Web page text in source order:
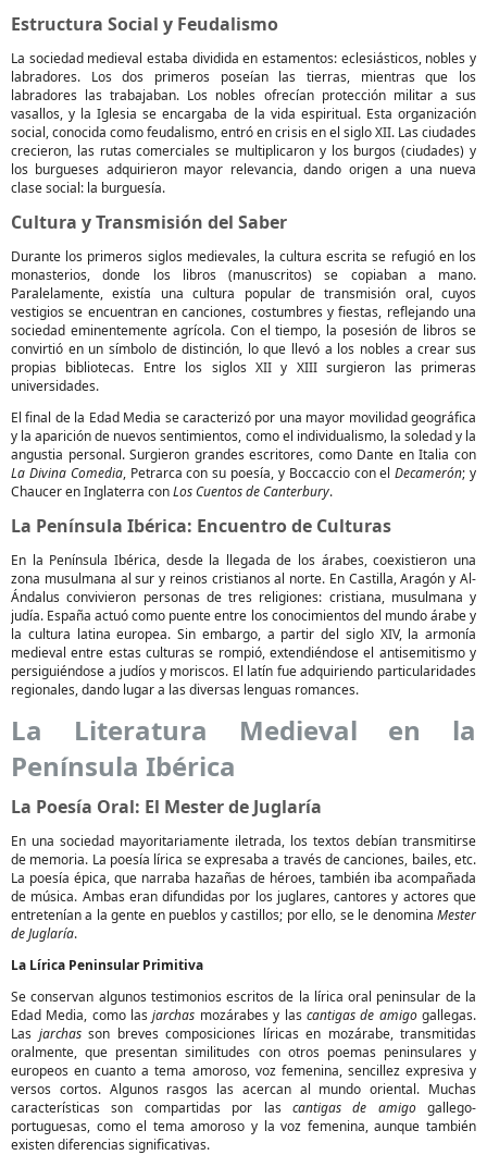
Estructura Social y Feudalismo
La sociedad medieval estaba dividida en estamentos: eclesiásticos, nobles y
labradores. Los dos primeros poseían las tierras, mientras que los
labradores las trabajaban. Los nobles ofrecían protección militar a sus
vasallos, y la Iglesia se encargaba de la vida espiritual. Esta organización
social, conocida como feudalismo, entró en crisis en el siglo XII. Las ciudades
crecieron, las rutas comerciales se multiplicaron y los burgos (ciudades) y
los burgueses adquirieron mayor relevancia, dando origen a una nueva
clase social: la burguesía.
Cultura y Transmisión del Saber
Durante los primeros siglos medievales, la cultura escrita se refugió en los
monasterios, donde los libros (manuscritos) se copiaban a mano.
Paralelamente, existía una cultura popular de transmisión oral, cuyos
vestigios se encuentran en canciones, costumbres y fiestas, reflejando una
sociedad eminentemente agrícola. Con el tiempo, la posesión de libros se
convirtió en un símbolo de distinción, lo que llevó a los nobles a crear sus
propias bibliotecas. Entre los siglos XII y XIII surgieron las primeras
universidades.
El final de la Edad Media se caracterizó por una mayor movilidad geográfica
y la aparición de nuevos sentimientos, como el individualismo, la soledad y la
angustia personal. Surgieron grandes escritores, como Dante en Italia con
La Divina Comedia, Petrarca con su poesía, y Boccaccio con elDecamerón; y
Chaucer en Inglaterra conLos Cuentos de Canterbury.
La Península Ibérica: Encuentro de Culturas
En la Península Ibérica, desde la llegada de los árabes, coexistieron una
zona musulmana al sur y reinos cristianos al norte. En Castilla, Aragón y Al-
Ándalus convivieron personas de tres religiones: cristiana, musulmana y
judía. España actuó como puente entre los conocimientos del mundo árabe y
la cultura latina europea. Sin embargo, a partir del siglo XIV, la armonía
medieval entre estas culturas se rompió, extendiéndose el antisemitismo y
persiguiéndose a judíos y moriscos. El latín fue adquiriendo particularidades
regionales, dando lugar a las diversas lenguas romances.
La Literatura Medieval en la
Península Ibérica
La Poesía Oral: El Mester de Juglaría
En una sociedad mayoritariamente iletrada, los textos debían transmitirse
de memoria. La poesía lírica se expresaba a través de canciones, bailes, etc.
La poesía épica, que narraba hazañas de héroes, también iba acompañada
de música. Ambas eran difundidas por los juglares, cantores y actores que
entretenían a la gente en pueblos y castillos; por ello, se le denomina Mester
de Juglaría.
La Lírica Peninsular Primitiva
Se conservan algunos testimonios escritos de la lírica oral peninsular de la
Edad Media, como lasjarchas mozárabes y las cantigas de amigogallegas.
Las jarchasson breves composiciones líricas en mozárabe, transmitidas
oralmente, que presentan similitudes con otros poemas peninsulares y
europeos en cuanto a tema amoroso, voz femenina, sencillez expresiva y
versos cortos. Algunos rasgos las acercan al mundo oriental. Muchas
características son compartidas por las cantigas de amigogallego-
portuguesas, como el tema amoroso y la voz femenina, aunque también
existen diferencias significativas.